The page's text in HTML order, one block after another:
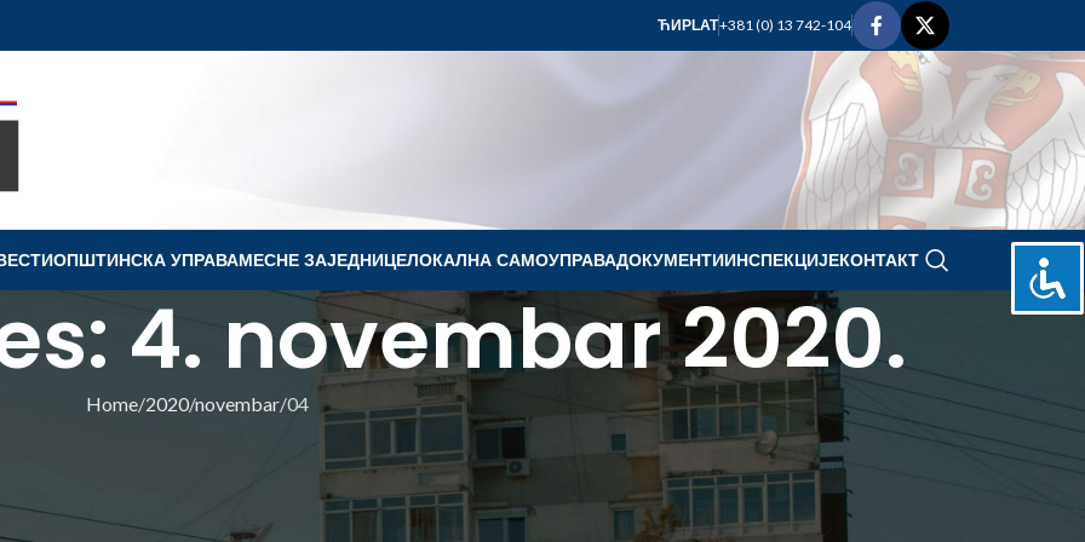
ЋИРLAT+381 (0) 13 742-104
OПШТИНСКА УПРАВАМЕСНЕ ЗАЈЕДНИЦЕЛОКАЛНА САМОУПРАВАДОКУМЕНТИИНСПЕКЦИЈЕКОНТАКТ
4. novembar 2020.
Home 2020 novembar 04
ПАВЛОВИЋ БАРИЛИ У
novembar 2020.
U S Č P